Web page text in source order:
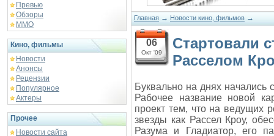
Превью
Обзоры
ММО
Кино, фильмы
Новости
Анонсы
Рецензии
Популярное
Актеры
Прочее
Новости сайта
Главная → Новости кино, фильмов →
06
Окт '09
Стартовали
Расселом
Буквально на днях начались
Рабочее название новой
проект тем, что на ведущих
звезды как Рассел Кроу,
Разума и Гладиатор, его